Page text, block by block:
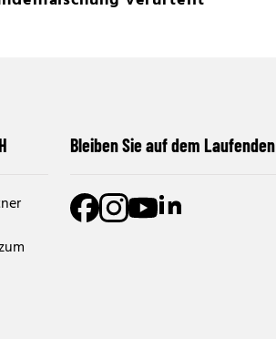
Bleiben Sie auf dem Laufenden